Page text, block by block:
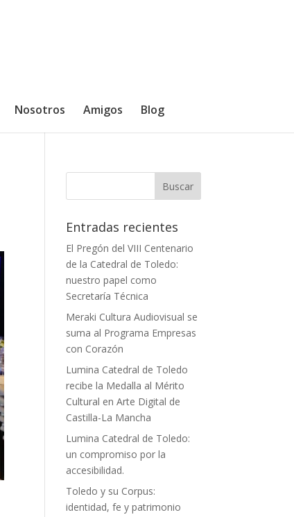
Nosotros Amigos Blog
Entradas recientes
El Pregón del VIII Centenario
de la Catedral de Toledo:
nuestro papel como
Secretaría Técnica
Meraki Cultura Audiovisual se
suma al Programa Empresas
con Corazón
Lumina Catedral de Toledo
recibe la Medalla al Mérito
Cultural en Arte Digital de
Castilla-La Mancha
Lumina Catedral de Toledo:
un compromiso por la
accesibilidad.
Toledo y su Corpus:
identidad, fe y patrimonio